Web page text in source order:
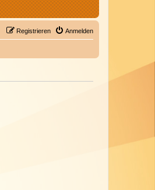
Anmelden
Registrieren